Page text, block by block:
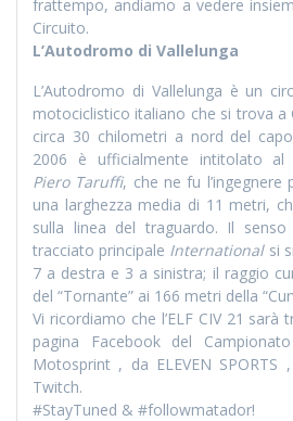
frattempo, andiamo a vedere
Circuito.
L’Autodromo di Vallelunga
L’Autodromo di Vallelunga è un
motociclistico italiano che si trova a
circa 30 chilometri a nord del
2006 è ufficialmente intitolato al
Piero Taruffi, che ne fu
una larghezza media di 11 metri,
sulla linea del traguardo. Il
tracciato principale Internationalsi
7 a destra e 3 a sinistra; il raggio
del “Tornante” ai 166 metri della
Vi ricordiamo che l’ELF CIV 21 sarà
pagina Facebook del
Motosprint , da ELEVEN
Twitch.
#StayTuned & #followmatador!